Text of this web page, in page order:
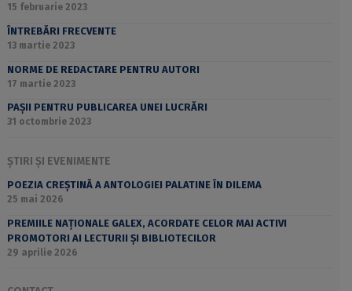
15 februarie 2023
ÎNTREBĂRI FRECVENTE
13 martie 2023
NORME DE REDACTARE PENTRU AUTORI
17 martie 2023
PAȘII PENTRU PUBLICAREA UNEI LUCRĂRI
31 octombrie 2023
ȘTIRI ȘI EVENIMENTE
POEZIA CREȘTINĂ A ANTOLOGIEI PALATINE ÎN DILEMA
25 mai 2026
PREMIILE NAȚIONALE GALEX, ACORDATE CELOR MAI ACTIVI
PROMOTORI AI LECTURII ȘI BIBLIOTECILOR
29 aprilie 2026